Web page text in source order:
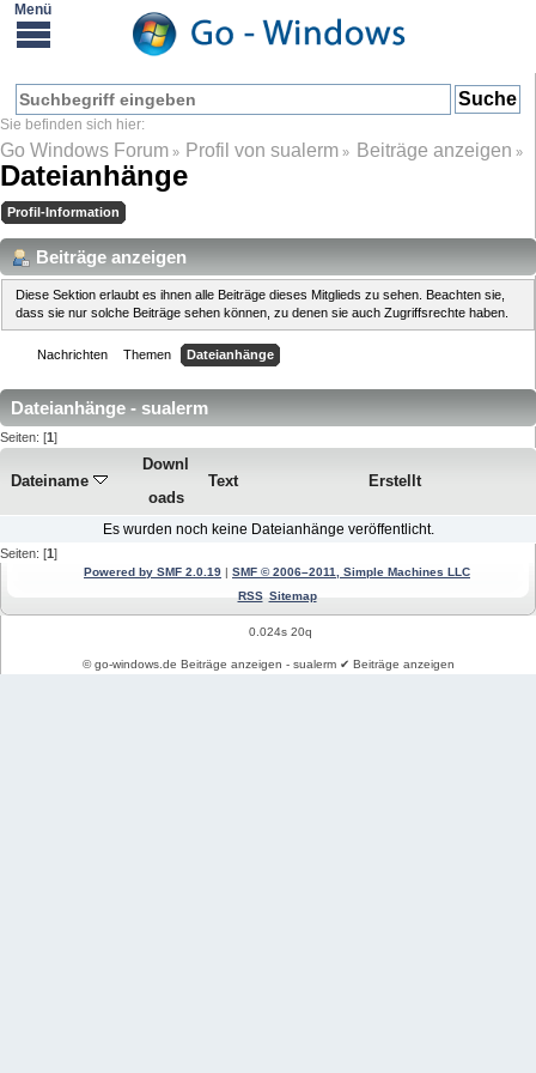
Go Windows Forum » Profil von sualerm » Beiträge anzeigen »
Dateianhänge
Profil-Information
Beiträge anzeigen
Diese Sektion erlaubt es ihnen alle Beiträge dieses Mitglieds zu sehen. Beachten sie,
dass sie nur solche Beiträge sehen können, zu denen sie auch Zugriffsrechte haben.
Nachrichten Themen Dateianhänge
Dateianhänge - sualerm
Seiten: [1]
Dateiname
Downl
oads
Text Erstellt
Es wurden noch keine Dateianhänge veröffentlicht.
Seiten: [1 ]
Powered by SMF 2.0.19 | SMF © 2006–2011, Simple Machines LLC
RSS Sitemap
0.024s 20q
© go-windows.de Beiträge anzeigen - sualerm ✔ Beiträge anzeigen